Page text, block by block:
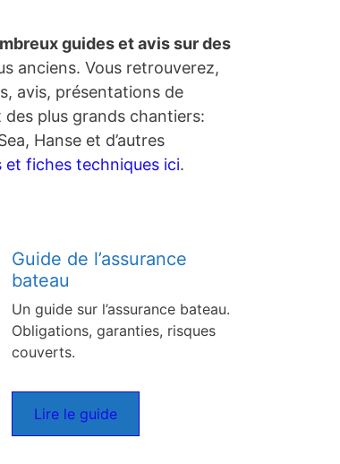
guides et avis sur des
anciens. Vous retrouverez,
avis, présentations de
plus grands chantiers:
Hanse et d’autres
et fiches techniques ici.
Guide de l’assurance
bateau
Un guide sur l’assurance bateau.
Obligations, garanties, risques
couverts.
Lire le guide